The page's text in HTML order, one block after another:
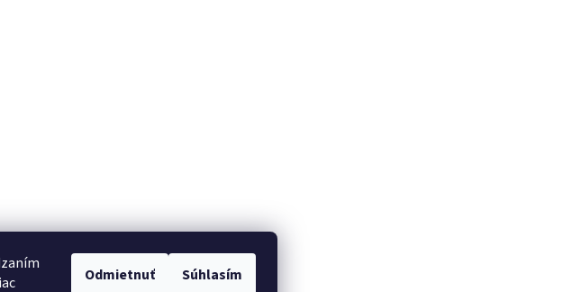
Odmietnuť Súhlasím